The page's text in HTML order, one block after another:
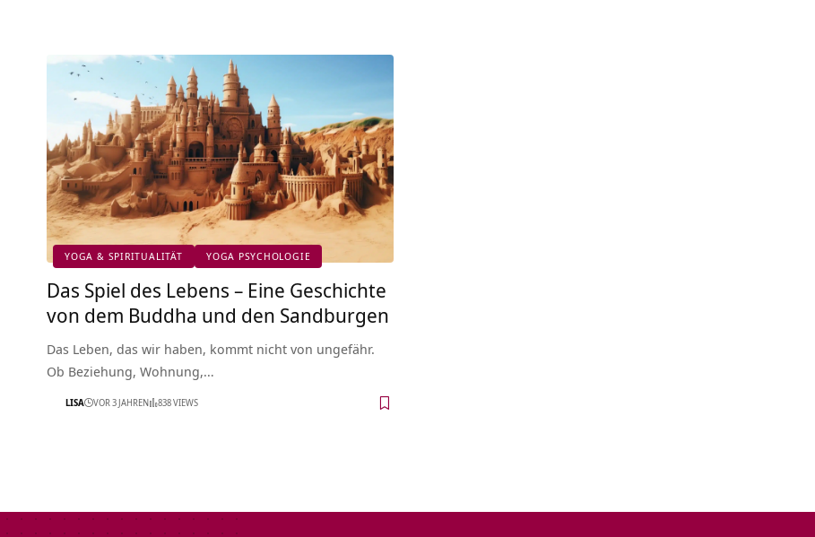
YOGA & SPIRITUALITÄT YOGA PSYCHOLOGIE
Das Spiel des Lebens – Eine Geschichte
von dem Buddha und den Sandburgen
Das Leben, das wir haben, kommt nicht von ungefähr.
Ob Beziehung, Wohnung,…
LISA VOR 3 JAHREN 838 VIEWS